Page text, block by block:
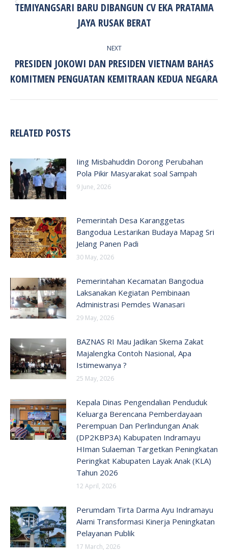
Previous
post:
TEMIYANGSARI BARU DIBANGUN CV EKA PRATAMA
JAYA RUSAK BERAT
NEXT
Next
post:
PRESIDEN JOKOWI DAN PRESIDEN VIETNAM BAHAS
KOMITMEN PENGUATAN KEMITRAAN KEDUA NEGARA
RELATED POSTS
Iing Misbahuddin Dorong Perubahan
Pola Pikir Masyarakat soal Sampah
9 June, 2026
Pemerintah Desa Karanggetas
Bangodua Lestarikan Budaya Mapag Sri
Jelang Panen Padi
30 May, 2026
Pemerintahan Kecamatan Bangodua
Laksanakan Kegiatan Pembinaan
Administrasi Pemdes Wanasari
29 May, 2026
BAZNAS RI Mau Jadikan Skema Zakat
Majalengka Contoh Nasional, Apa
Istimewanya ?
25 May, 2026
Kepala Dinas Pengendalian Penduduk
Keluarga Berencana Pemberdayaan
Perempuan Dan Perlindungan Anak
(DP2KBP3A) Kabupaten Indramayu
HIman Sulaeman Targetkan Peningkatan
Peringkat Kabupaten Layak Anak (KLA)
Tahun 2026
12 April, 2026
Perumdam Tirta Darma Ayu Indramayu
Alami Transformasi Kinerja Peningkatan
Pelayanan Publik
17 March, 2026